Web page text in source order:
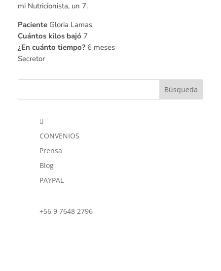
mi Nutricionista, un 7.
Paciente Gloria Lamas
Cuántos kilos bajó 7
¿En cuánto tiempo? 6 meses
Secretor

CONVENIOS
Prensa
Blog
PAYPAL
+56 9 7648 2796